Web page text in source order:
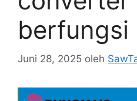
berfungsi
Juni 28, 2025 oleh